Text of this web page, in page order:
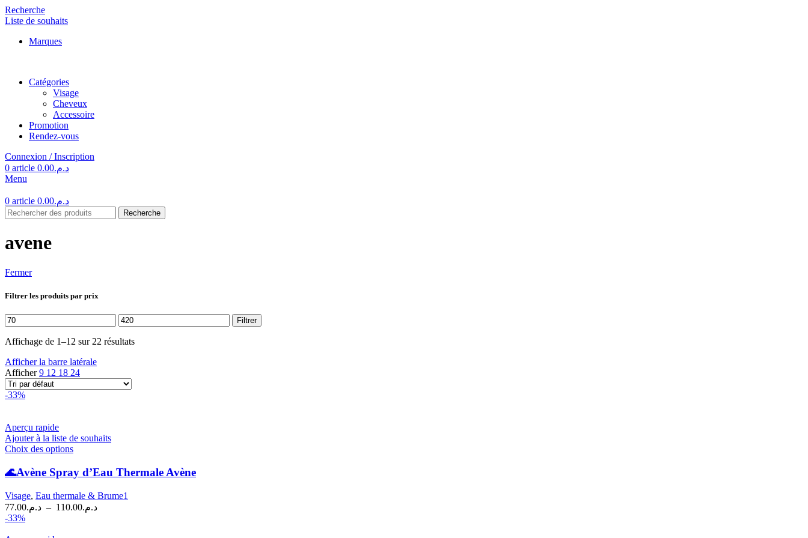
Recherche
Liste de souhaits
Marques
Catégories
Visage
Cheveux
Accessoire
Promotion
Rendez-vous
Connexion / Inscription
0 article د.م.0.00
Menu
0 article د.م.0.00
Recherche
avene
Fermer
Filtrer les produits par prix
Prix
min
Prix
max
Filtrer
Affichage de 1–12 sur 22 résultats
Afficher la barre latérale
Afficher9 12 18 24
-33%
Aperçu rapide
Ajouter à la liste de souhaits
Choix des optionsCe
a
plusieurs
variations.
Les
options
🌊Avène Spray d’Eau Thermale Avène
Visage, Eau thermale & Brume1
د.م.77.00 – د.م.110.00
Plage
-33%